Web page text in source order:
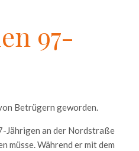
97-
Betrügern geworden.
Jährigen an der Nordstraße
müsse. Während er mit dem